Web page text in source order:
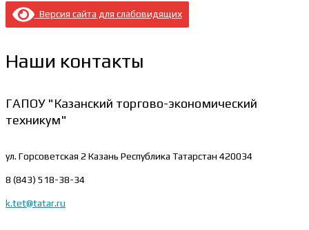
Версия сайта для слабовидящих
Наши контакты
ГАПОУ "Казанский торгово-экономический
техникум"
ул. Горсоветская 2 Казань Республика Татарстан 420034
8 (843) 518-38-34
k.tet@tatar.ru